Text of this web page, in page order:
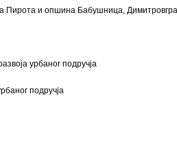
Пирота и опшина Бабушница,
урбаног подручја
подручја